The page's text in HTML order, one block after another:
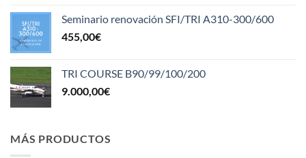
Seminario renovación SFI/TRI A310-300/600
455,00€
TRI COURSE B90/99/100/200
9.000,00€
MÁS PRODUCTOS